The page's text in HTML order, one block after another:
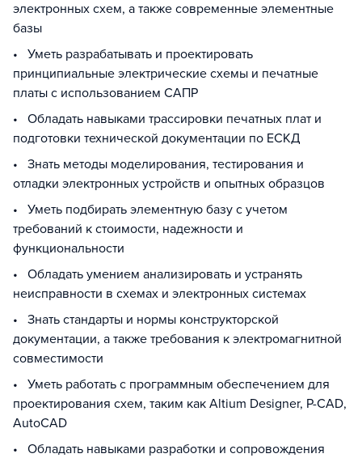
электронных схем, а также современные элементные
базы
• Уметь разрабатывать и проектировать
принципиальные электрические схемы и печатные
платы с использованием САПР
• Обладать навыками трассировки печатных плат и
подготовки технической документации по ЕСКД
• Знать методы моделирования, тестирования и
отладки электронных устройств и опытных образцов
• Уметь подбирать элементную базу с учетом
требований к стоимости, надежности и
функциональности
• Обладать умением анализировать и устранять
неисправности в схемах и электронных системах
• Знать стандарты и нормы конструкторской
документации, а также требования к электромагнитной
совместимости
• Уметь работать с программным обеспечением для
проектирования схем, таким как Altium Designer, P-CAD,
AutoCAD
• Обладать навыками разработки и сопровождения